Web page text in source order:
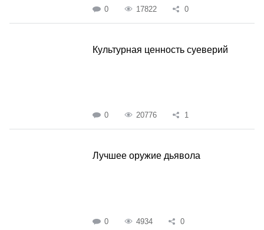
0 17822 0
Культурная ценность суеверий
0 20776 1
Лучшее оружие дьявола
0 4934 0